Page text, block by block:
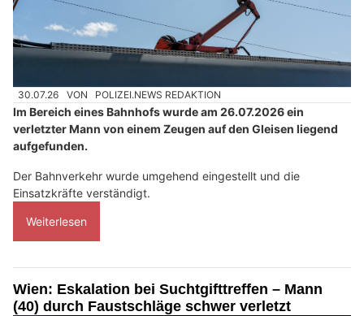
30.07.26 VON POLIZEI.NEWS REDAKTION
Im Bereich eines Bahnhofs wurde am 26.07.2026 ein
verletzter Mann von einem Zeugen auf den Gleisen liegend
aufgefunden.
Der Bahnverkehr wurde umgehend eingestellt und die
Einsatzkräfte verständigt.
Weiterlesen
Wien: Eskalation bei Suchtgifttreffen – Mann
(40) durch Faustschläge schwer verletzt